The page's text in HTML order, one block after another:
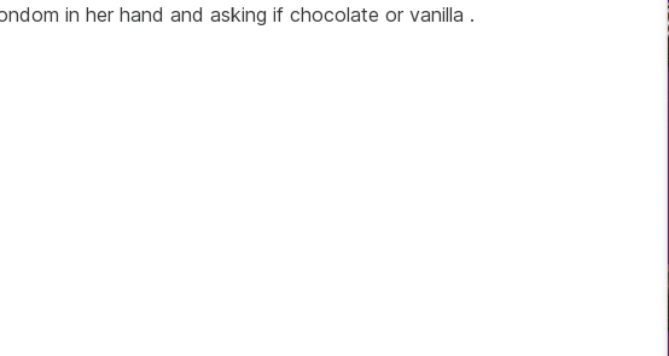
in her hand and asking if chocolate or vanilla .